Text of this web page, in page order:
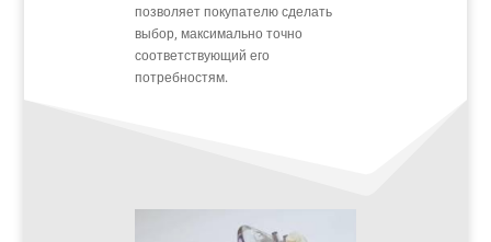
позволяет покупателю сделать
выбор, максимально точно
соответствующий его
потребностям.